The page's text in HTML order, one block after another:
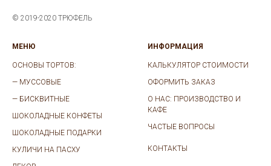
© 2019-2020 ТРЮФЕЛЬ
МЕНЮ
ОСНОВЫ ТОРТОВ:
— МУССОВЫЕ
— БИСКВИТНЫЕ
ШОКОЛАДНЫЕ КОНФЕТЫ
ШОКОЛАДНЫЕ ПОДАРКИ
КУЛИЧИ НА ПАСХУ
ИНФОРМАЦИЯ
КАЛЬКУЛЯТОР СТОИМОСТИ
ОФОРМИТЬ ЗАКАЗ
О НАС: ПРОИЗВОДСТВО И
КАФЕ
ЧАСТЫЕ ВОПРОСЫ
КОНТАКТЫ